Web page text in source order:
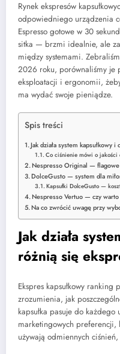
Rynek ekspresów
odpowiedniego urządzenia
Espresso gotowe w 30
sitka — brzmi idealnie, ale
między systemami.
2026 roku, porównaliśmy je
eksploatacji i ergonomii,
ma wydać swoje pieniądze.
Spis treści
Jak działa system kapsułkowy
Co ciśnienie mówi o jakości
Nespresso Original —
DolceGusto — system dla
Kapsułki DolceGusto —
Nespresso Vertuo — czy warto
Na co zwrócić uwagę przy
Jak działa
różnią się
Ekspres kapsułkowy ranking
zrozumienia, jak
kapsułka pasuje do
marketingowych preferencji,
używają odmiennych